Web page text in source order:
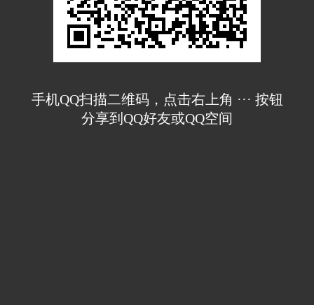
手机QQ扫描二维码，点击右上角 ··· 按钮
分享到QQ好友或QQ空间